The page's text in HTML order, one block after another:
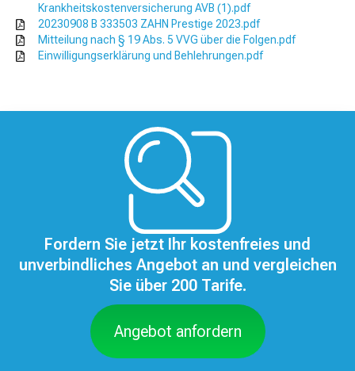
Krankheitskostenversicherung AVB (1).pdf
20230908 B 333503 ZAHN Prestige 2023.pdf
Mitteilung nach § 19 Abs. 5 VVG über die Folgen.pdf
Einwilligungserklärung und Behlehrungen.pdf
Fordern Sie jetzt Ihr kostenfreies und
unverbindliches Angebot an und vergleichen
Sie über 200 Tarife.
Angebot anfordern